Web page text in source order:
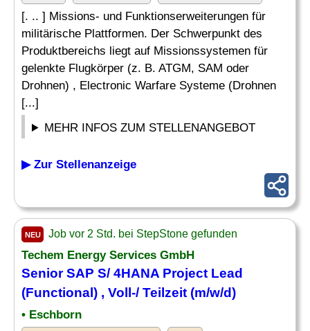
[. .. ] Missions- und Funktionserweiterungen für
militärische Plattformen. Der Schwerpunkt des
Produktbereichs liegt auf Missionssystemen für
gelenkte Flugkörper (z. B. ATGM, SAM oder
Drohnen) , Electronic Warfare Systeme (Drohnen
[...]
MEHR INFOS ZUM STELLENANGEBOT
▶ Zur Stellenanzeige
NEU Job vor 2 Std. bei StepStone gefunden
Techem Energy Services GmbH
Senior SAP S/ 4HANA Project Lead
(Functional) , Voll-/ Teilzeit (m/w/d)
• Eschborn